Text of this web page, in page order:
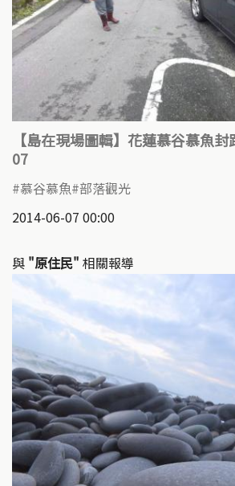
【島在現場圖輯】花蓮慕谷慕魚
07
慕谷慕魚 部落觀光
2014-06-07 00:00
與 "原住民" 相關報導